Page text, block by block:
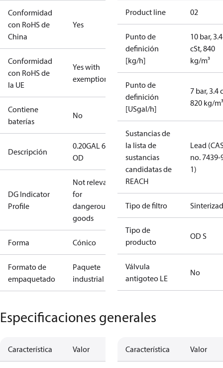
Conformidad
con RoHS de
China
Yes
Conformidad
con RoHS de
la UE
Yes with
exemptions
Contiene
baterías
No
Descripción
0.20GAL 60S
OD
DG Indicator
Profile
Not relevant
for
dangerous
goods
Forma Cónico
Formato de
empaquetado
Paquete
industrial
Product line 02
Punto de
definición
[kg/h]
10 bar, 3.4
cSt, 840
kg/m³
Punto de
definición
[USgal/h]
7 bar, 3.4
820 kg/m³
Sustancias de
la lista de
sustancias
candidatas de
REACH
Lead
no. 7439-
1)
Tipo de filtro
Tipo de
producto
OD S
Válvula
antigoteo LE
No
Especificaciones generales
Característica Valor Característica Valor